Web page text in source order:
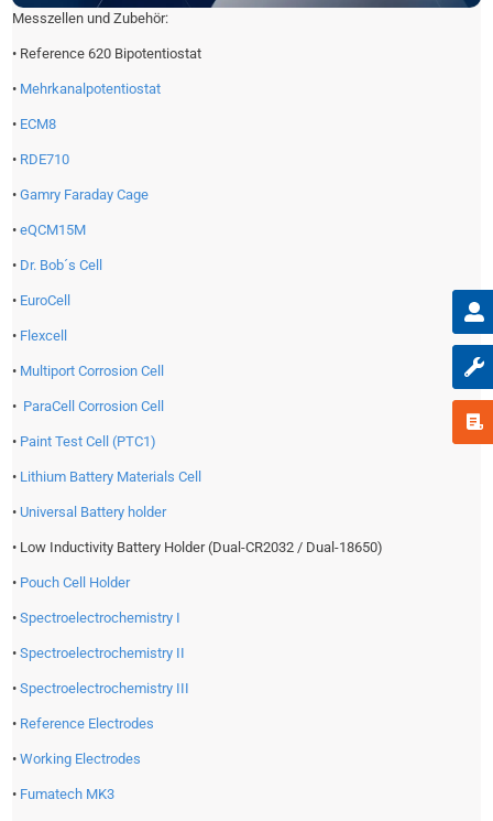
Messzellen und Zubehör:
• Reference 620 Bipotentiostat
• Mehrkanalpotentiostat
• ECM8
• RDE710
•Gamry Faraday Cage
•eQCM15M
• Dr. Bob´s Cell
• EuroCell
• Flexcell
• Multiport Corrosion Cell
• ParaCell Corrosion Cell
• Paint Test Cell (PTC1)
• Lithium Battery Materials Cell
• Universal Battery holder
• Low Inductivity Battery Holder (Dual-CR2032 / Dual-18650)
• Pouch Cell Holder
•Spectroelectrochemistry I
•Spectroelectrochemistry II
•Spectroelectrochemistry III
• Reference Electrodes
•Working Electrodes
• Fumatech MK3